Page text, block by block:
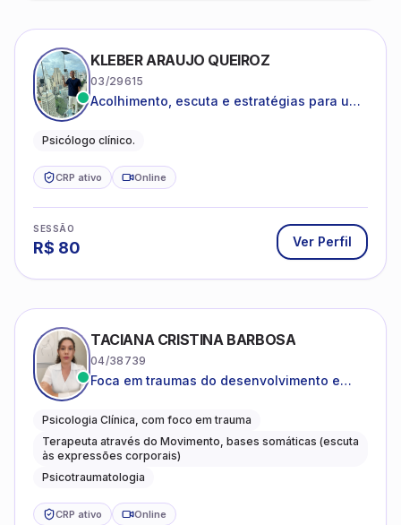
KLEBER ARAUJO QUEIROZ
03/29615
Acolhimento, escuta e estratégias para uma
Psicólogo clínico.
CRP ativo Online
SESSÃO
R$ 80 Ver Perfil
TACIANA CRISTINA BARBOSA
04/38739
Foca em traumas do desenvolvimento e
Psicologia Clínica, com foco em trauma
Terapeuta através do Movimento, bases somáticas (escuta
às expressões corporais)
Psicotraumatologia
CRP ativo Online